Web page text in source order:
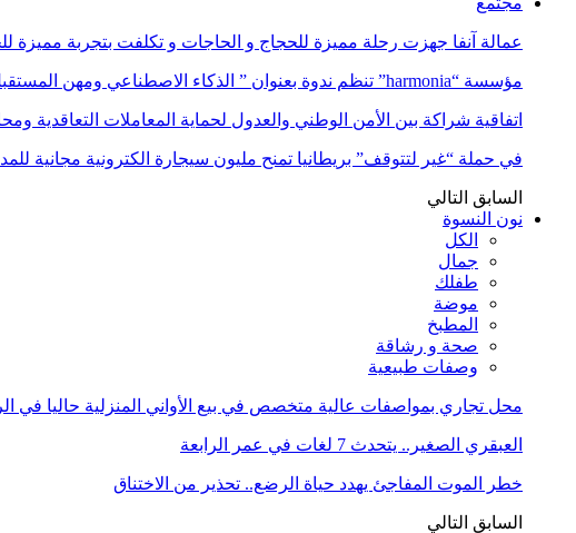
عمالة آنفا جهزت رحلة مميزة للحجاج و الحاجات و تكلفت بتجربة مميزة
مؤسسة “harmonia” تنظم ندوة بعنوان ” الذكاء الاصطناعي ومهن المستقبل:…
اتفاقية شراكة بين الأمن الوطني والعدول لحماية المعاملات التعاقدية
في حملة “غير لتتوقف” بريطانيا تمنح مليون سيجارة الكترونية مجانية
السابق التالي
نون النسوة
الكل
جمال
طفلك
موضة
المطبخ
صحة و رشاقة
وصفات طبيعية
محل تجاري بمواصفات عالية متخصص في بيع الأواني المنزلية حاليا في
العبقري الصغير.. يتحدث 7 لغات في عمر الرابعة
خطر الموت المفاجئ يهدد حياة الرضع.. تحذير من الاختناق
السابق التالي